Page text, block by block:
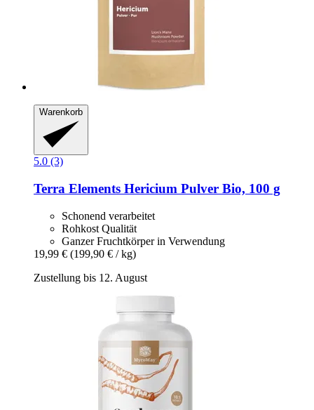
Warenkorb
5.0 (3)
Terra Elements Hericium Pulver Bio, 100 g
Schonend verarbeitet
Rohkost Qualität
Ganzer Fruchtkörper in Verwendung
19,99 € (199,90 € / kg)
Zustellung bis 12. August